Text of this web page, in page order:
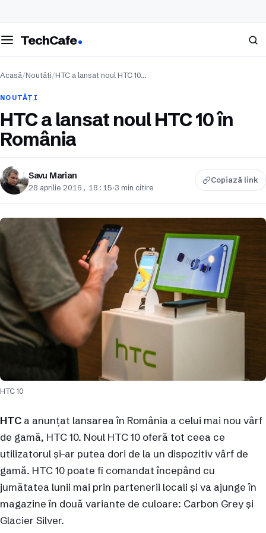
meniul
TechCafe Caută
Acasă/Noutăți/HTC a lansat noul HTC 10…
NOUTĂȚI
HTC a lansat noul HTC 10 în
România
Savu Marian
28 aprilie 2016, 18:15·3 min citire
Copiază link
HTC 10
HTC a anunțat lansarea în România a celui mai nou vârf
de gamă, HTC 10. Noul HTC 10 oferă tot ceea ce
utilizatorul și-ar putea dori de la un dispozitiv vârf de
gamă. HTC 10 poate fi comandat începând cu
jumătatea lunii mai prin partenerii locali și va ajunge în
magazine în două variante de culoare: Carbon Grey și
Glacier Silver.